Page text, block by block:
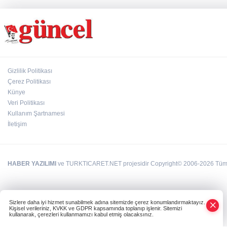
Gizlilik Politikası
Çerez Politikası
Künye
Veri Politikası
Kullanım Şartnamesi
İletişim
HABER YAZILIMI ve TURKTICARET.NET projesidir Copyright© 2006-2026 Tüm
Sizlere daha iyi hizmet sunabilmek adına sitemizde çerez konumlandırmaktayız.
Kişisel verileriniz, KVKK ve GDPR kapsamında toplanıp işlenir. Sitemizi
kullanarak, çerezleri kullanmamızı kabul etmiş olacaksınız.